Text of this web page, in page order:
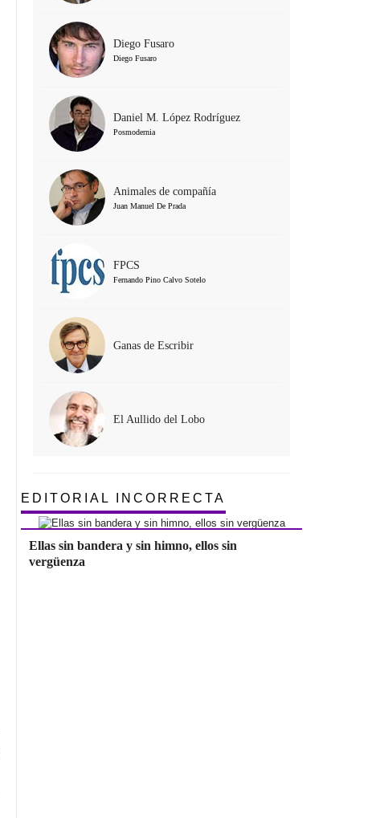
Diego Fusaro
Diego Fusaro
Daniel M. López Rodríguez
Posmodernia
Animales de compañía
Juan Manuel De Prada
FPCS
Fernando Pino Calvo Sotelo
Ganas de Escribir
El Aullido del Lobo
EDITORIAL INCORRECTA
Ellas sin bandera y sin himno, ellos sin
vergüenza